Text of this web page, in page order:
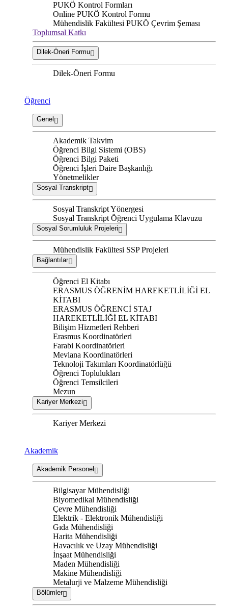
PUKÖ Kontrol Formları
Online PUKÖ Kontrol Formu
Mühendislik Fakültesi PUKÖ Çevrim Şeması
Toplumsal Katkı
Dilek-Öneri Formu
Dilek-Öneri Formu
Öğrenci
Genel
Akademik Takvim
Öğrenci Bilgi Sistemi (OBS)
Öğrenci Bilgi Paketi
Öğrenci İşleri Daire Başkanlığı
Yönetmelikler
Sosyal Transkript
Sosyal Transkript Yönergesi
Sosyal Transkript Öğrenci Uygulama Klavuzu
Sosyal Sorumluluk Projeleri
Mühendislik Fakültesi SSP Projeleri
Bağlantılar
Öğrenci El Kitabı
ERASMUS ÖĞRENİM HAREKETLİLİĞİ EL
KİTABI
ERASMUS ÖĞRENCİ STAJ
HAREKETLİLİĞİ EL KİTABI
Bilişim Hizmetleri Rehberi
Erasmus Koordinatörleri
Farabi Koordinatörleri
Mevlana Koordinatörleri
Teknoloji Takımları Koordinatörlüğü
Öğrenci Toplulukları
Öğrenci Temsilcileri
Mezun
Kariyer Merkezi
Kariyer Merkezi
Akademik
Akademik Personel
Bilgisayar Mühendisliği
Biyomedikal Mühendisliği
Çevre Mühendisliği
Elektrik - Elektronik Mühendisliği
Gıda Mühendisliği
Harita Mühendisliği
Havacılık ve Uzay Mühendisliği
İnşaat Mühendisliği
Maden Mühendisliği
Makine Mühendisliği
Metalurji ve Malzeme Mühendisliği
Bölümler